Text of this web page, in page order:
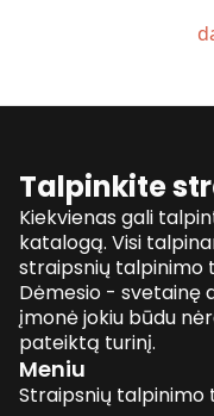
Talpinkite
Kiekvienas gali
katalogą. Visi
straipsnių talpinimo
Dėmesio - svetainę
įmonė jokiu būdu
pateiktą turinį.
Meniu
Straipsnių talpinimo